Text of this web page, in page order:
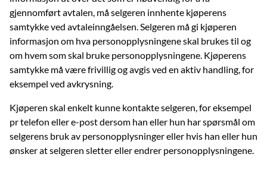
gjennomført avtalen, må selgeren innhente kjøperens
samtykke ved avtaleinngåelsen. Selgeren må gi kjøperen
informasjon om hva personopplysningene skal brukes til og
om hvem som skal bruke personopplysningene. Kjøperens
samtykke må være frivillig og avgis ved en aktiv handling, for
eksempel ved avkrysning.
Kjøperen skal enkelt kunne kontakte selgeren, for eksempel
pr telefon eller e-post dersom han eller hun har spørsmål om
selgerens bruk av personopplysninger eller hvis han eller hun
ønsker at selgeren sletter eller endrer personopplysningene.